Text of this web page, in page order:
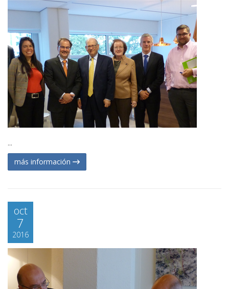
...
más información
oct
7
2016